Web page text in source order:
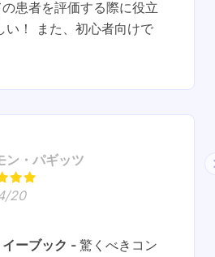
患者を評価する際に役立
い！ また、初心者向けで
ン・パギッツ
20
ーブック
驚くべきコン